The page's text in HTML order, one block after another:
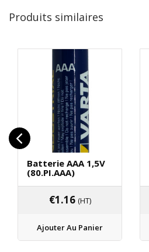
Produits similaires
Batterie AAA 1,5V
(80.PI.AAA)
€1.16 (HT)
Ajouter Au Panier